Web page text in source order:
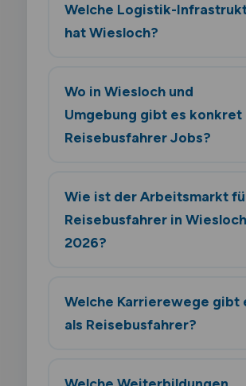
Welche Logistik-
hat Wiesloch?
Wo in Wiesloch und
Umgebung gibt es konkret
Reisebusfahrer Jobs?
Wie ist der Arbeitsmarkt
Reisebusfahrer in Wiesloch
2026?
Welche Karrierewege gibt
als Reisebusfahrer?